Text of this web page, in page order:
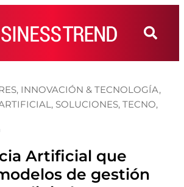
, INNOVACIÓN & TECNOLOGÍA,
, SOLUCIONES, TECNO,
Artificial que
de gestión